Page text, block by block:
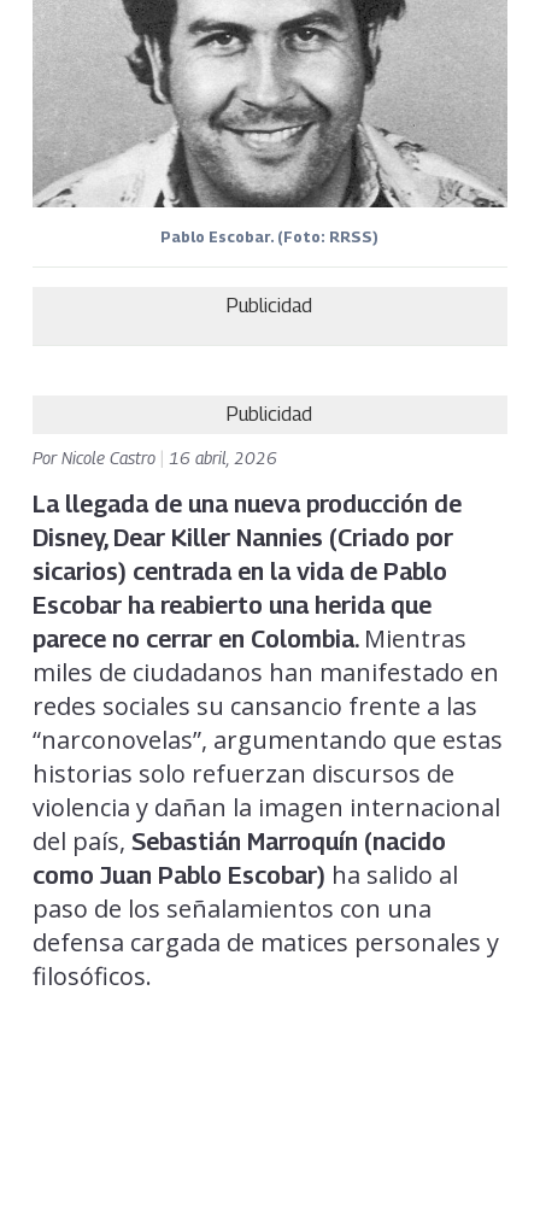
Pablo Escobar. (Foto: RRSS)
Publicidad
Publicidad
PorNicole Castro 16 abril, 2026
La llegada de una nueva producción de
Disney, Dear Killer Nannies (Criado por
sicarios) centrada en la vida de Pablo
Escobar ha reabierto una herida que
parece no cerrar en Colombia. Mientras
miles de ciudadanos han manifestado en
redes sociales su cansancio frente a las
“narconovelas”, argumentando que estas
historias solo refuerzan discursos de
violencia y dañan la imagen internacional
del país, Sebastián Marroquín (nacido
como Juan Pablo Escobar) ha salido al
paso de los señalamientos con una
defensa cargada de matices personales y
filosóficos.